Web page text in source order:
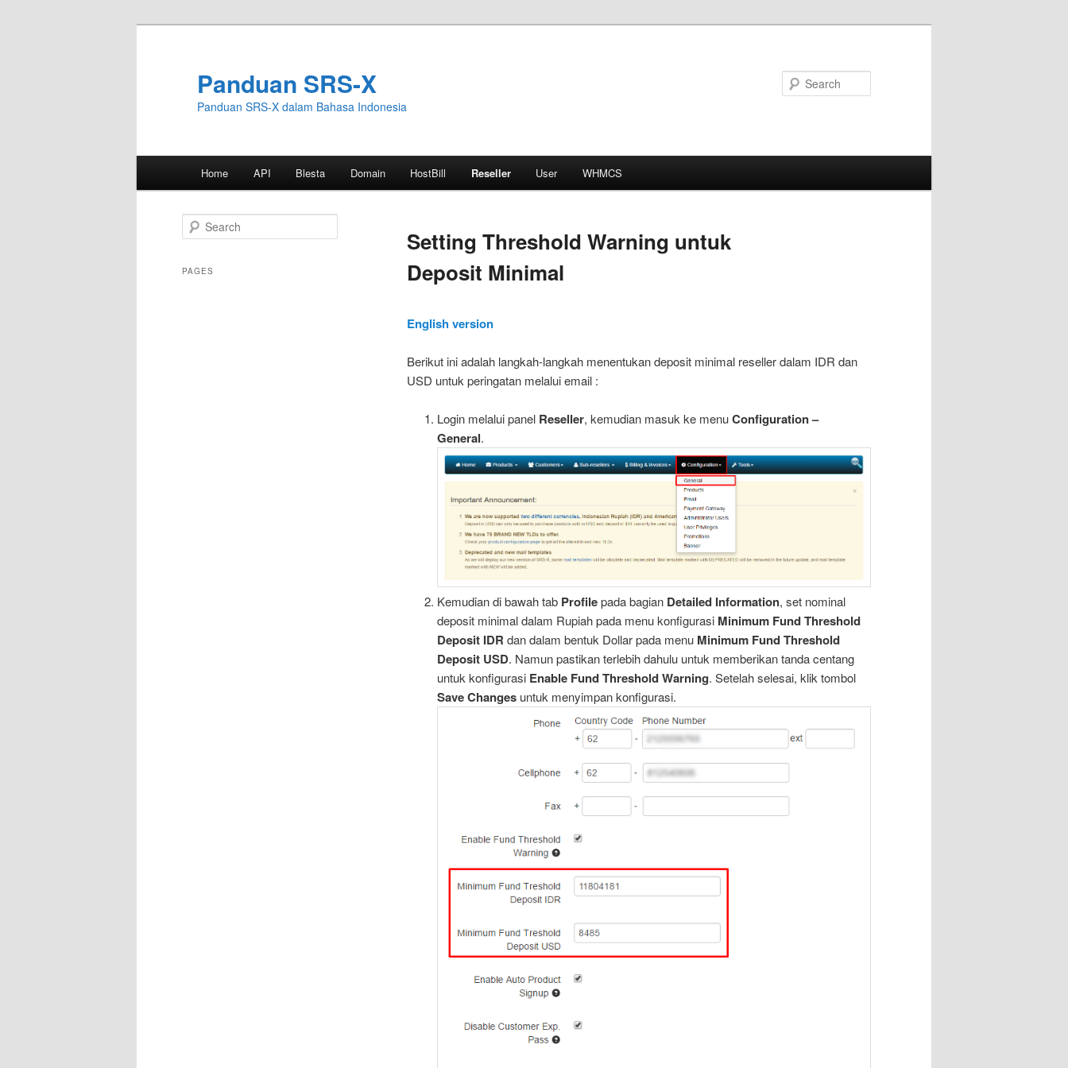
Panduan SRS-X
Panduan SRS-X dalam Bahasa Indonesia
Home API Blesta Domain HostBill Reseller User WHMCS
Setting Threshold Warning untuk
Deposit Minimal
English version
Berikut ini adalah langkah-langkah menentukan deposit minimal reseller dalam IDR dan
USD untuk peringatan melalui email :
Login melalui panel Reseller, kemudian masuk ke menuConfiguration –
General.
Kemudian di bawah tab Profilepada bagian Detailed Information, set nominal
deposit minimal dalam Rupiah pada menu konfigurasi Minimum Fund Threshold
Deposit IDR dan dalam bentuk Dollar pada menu Minimum Fund Threshold
Deposit USD. Namun pastikan terlebih dahulu untuk memberikan tanda centang
untuk konfigurasi Enable Fund Threshold Warning. Setelah selesai, klik tombol
Save Changesuntuk menyimpan konfigurasi.
e
rPAGES